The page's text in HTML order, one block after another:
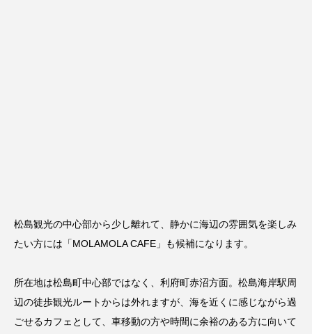
松島観光の中心部から少し離れて、静かに海辺の雰囲気を楽しみ
たい方には「MOLAMOLA CAFE 」も候補になります。
所在地は松島町中心部ではなく、利府町赤沼方面。松島海岸駅周
辺の徒歩観光ルートからは外れますが、海を近くに感じながら過
ごせるカフェとして、車移動の方や時間に余裕のある方に向いて